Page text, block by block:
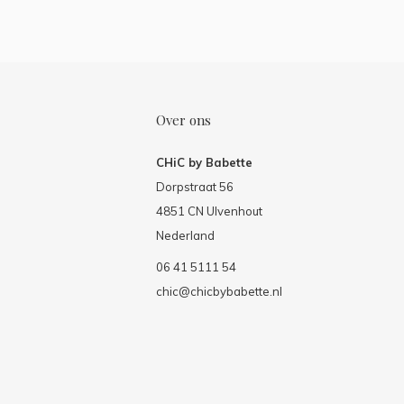
Over ons
CHiC by Babette
Dorpstraat 56
4851 CN Ulvenhout
Nederland
06 41 5111 54
chic@chicbybabette.nl